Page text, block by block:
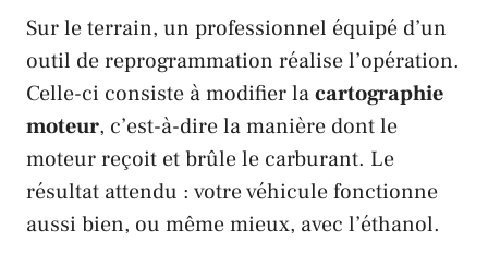
Sur le terrain, un professionnel équipé d’un
outil de reprogrammation réalise l’opération.
Celle-ci consiste à modifier lacartographie
moteur, c’est-à-dire la manière dont le
moteur reçoit et brûle le carburant. Le
résultat attendu : votre véhicule fonctionne
aussi bien, ou même mieux, avec l’éthanol.